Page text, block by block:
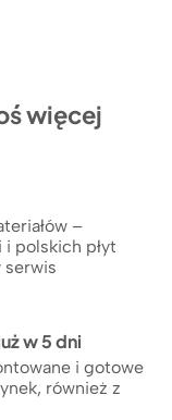
więcej
–
polskich płyt
serwis
w 5 dni
i gotowe
również z